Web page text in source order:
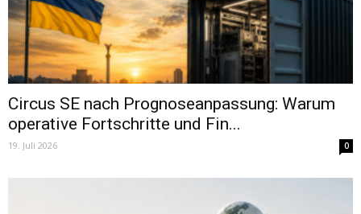
Circus SE nach Prognoseanpassung: Warum
operative Fortschritte und Fin...
19. Juli 2026 0